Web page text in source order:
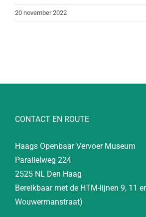
20 november 2022
CONTACT EN ROUTE
Haags Openbaar Vervoer Museum
Parallelweg 224
2525 NL Den Haag
Bereikbaar met de HTM-lijnen 9, 11
Wouwermanstraat)